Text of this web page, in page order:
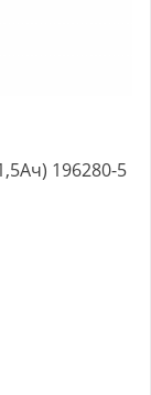
196280-5